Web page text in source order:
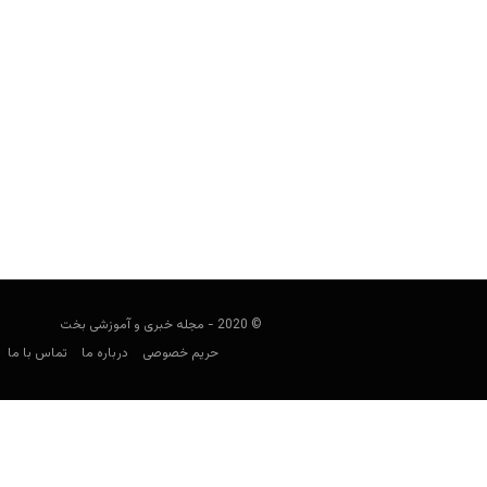
© 2020 - مجله خبری و آموزشی بخت
حریم خصوصی
درباره ما تماس با ما